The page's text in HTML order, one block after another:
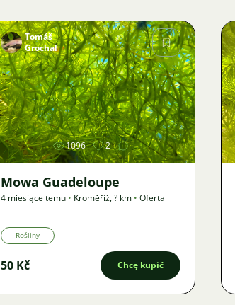
Zdjęcie
Tomáš
Grochal
1096 2
Mowa Guadeloupe
4 miesiące temu • Kroměříž,? km • Oferta
Rośliny
50 Kč Chcę kupić